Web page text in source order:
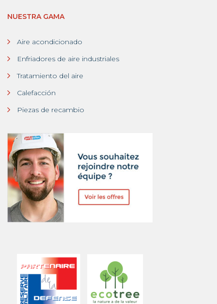
NUESTRA GAMA
Aire acondicionado
Enfriadores de aire industriales
Tratamiento del aire
Calefacción
Piezas de recambio